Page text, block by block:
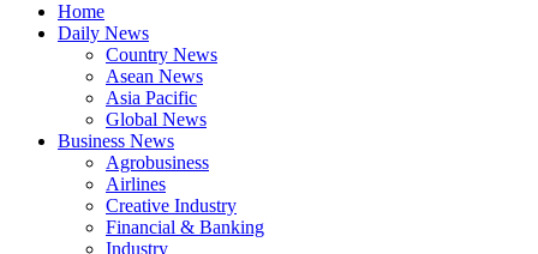
Home
Daily News
Country News
Asean News
Asia Pacific
Global News
Business News
Agrobusiness
Airlines
Creative Industry
Financial & Banking
Industry